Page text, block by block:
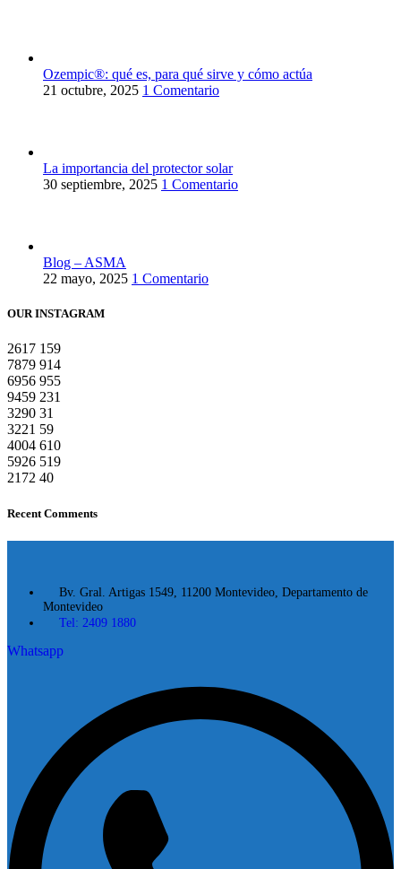
Ozempic®: qué es, para qué sirve y cómo actúa
21 octubre, 2025 1 Comentario
La importancia del protector solar
30 septiembre, 2025 1 Comentario
Blog – ASMA
22 mayo, 2025 1 Comentario
OUR INSTAGRAM
2617 159
7879 914
6956 955
9459 231
3290 31
3221 59
4004 610
5926 519
2172 40
Recent Comments
Bv. Gral. Artigas 1549, 11200 Montevideo, Departamento de
Montevideo
Tel: 2409 1880
Whatsapp